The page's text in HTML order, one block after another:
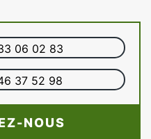
06 02 83
37 52 98
NOUS